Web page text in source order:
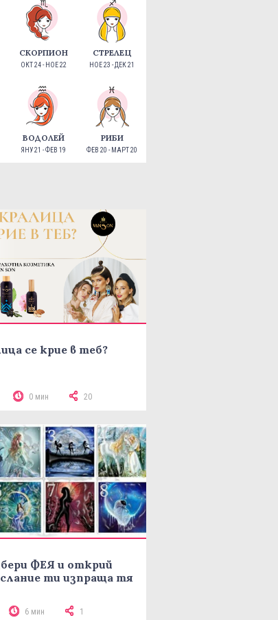
СКОРПИОН
ОКТ 24 - НОЕ 22
СТРЕЛЕЦ
НОЕ 23 - ДЕК 21
ВОДОЛЕЙ
ЯНУ 21 - ФЕВ 19
РИБИ
ФЕВ 20 - МАРТ 20
се крие в теб?
0 мин 20
ФЕЯ и открий
ти изпраща тя
6 мин 1